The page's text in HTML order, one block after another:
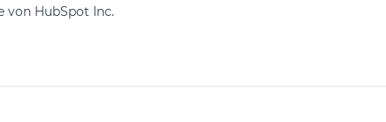
von HubSpot Inc.